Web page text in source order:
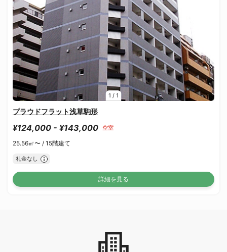
1 / 1
プラウドフラット浅草駒形
¥124,000 - ¥143,000 空室
25.56㎡〜 / 15階建て
礼金なし
詳細を見る